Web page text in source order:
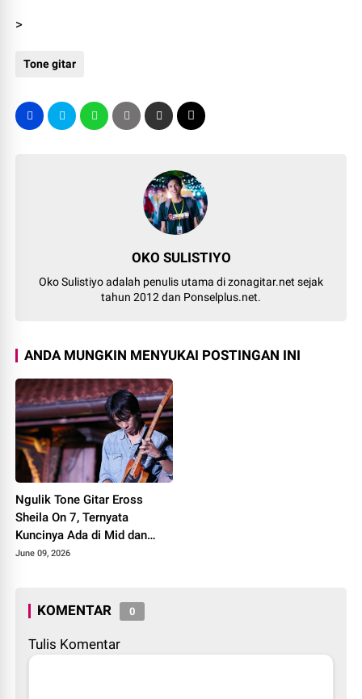
>
Tone gitar
OKO SULISTIYO
Oko Sulistiyo adalah penulis utama di zonagitar.net sejak
tahun 2012 dan Ponselplus.net.
ANDA MUNGKIN MENYUKAI POSTINGAN INI
Ngulik Tone Gitar Eross
Sheila On 7, Ternyata
Kuncinya Ada di Mid dan
Delay
June 09, 2026
KOMENTAR 0
Tulis Komentar